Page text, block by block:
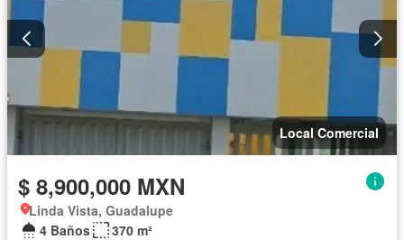
Local Comercial
$ 8,900,000 MXN
Linda Vista, Guadalupe
4 Baños
370 m²